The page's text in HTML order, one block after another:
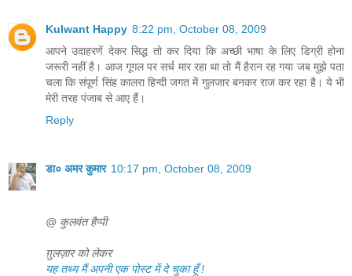
Kulwant Happy 8:22 pm, October 08, 2009
आपने उदाहरणें देकर सिद्ध तो कर दिया कि अच्छी भाषा के लिए डिग्री होना
जरूरी नहीं है। आज गूगल पर सर्च मार रहा था तो मैं हैरान रह गया जब मुझे पता
चला कि संपूर्ण सिंह कालरा हिन्दी जगत में गुलजार बनकर राज कर रहा है। ये भी
मेरी तरह पंजाब से आए हैं।
Reply
डा० अमर कुमार 10:17 pm, October 08, 2009
@ कुलवंत हैप्पी
ग़ुलज़ार को लेकर
यह तथ्य मैं अपनी एक पोस्ट में दे चुका हूँ !